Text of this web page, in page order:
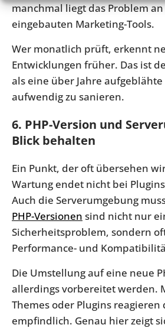
manchmal liegt das Problem
eingebauten Marketing-Tools.
Wer monatlich prüft, erkennt
Entwicklungen früher. Das ist
als eine über Jahre
aufwendig zu sanieren.
6. PHP-Version und
Blick behalten
Ein Punkt, der oft übersehen
Wartung endet nicht bei
Auch die Serverumgebung
PHP-Versionen sind nicht nur
Sicherheitsproblem, sondern
Performance- und
Die Umstellung auf eine neue
allerdings vorbereitet werden.
Themes oder Plugins reagieren
empfindlich. Genau hier zeigt